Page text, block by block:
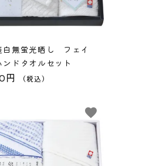
白無蛍光晒し フェイ
ンドタオルセット
円 （税込）
favorite